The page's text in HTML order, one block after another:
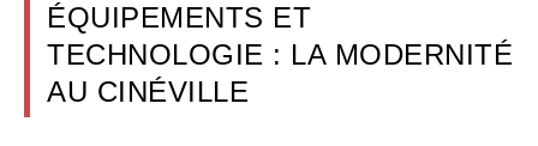
ÉQUIPEMENTS ET
TECHNOLOGIE : LA MODERNITÉ
AU CINÉVILLE